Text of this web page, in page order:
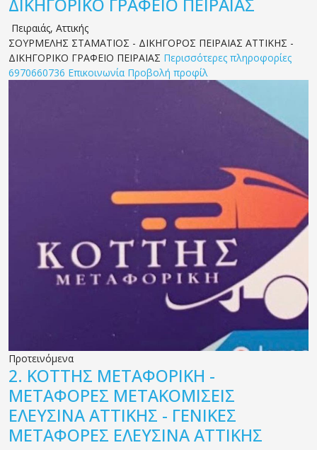
ΔΙΚΗΓΟΡΙΚΟ ΓΡΑΦΕΙΟ ΠΕΙΡΑΙΑΣ
Πειραιάς, Αττικής
ΣΟΥΡΜΕΛΗΣ ΣΤΑΜΑΤΙΟΣ - ΔΙΚΗΓΟΡΟΣ ΠΕΙΡΑΙΑΣ ΑΤΤΙΚΗΣ -
ΔΙΚΗΓΟΡΙΚΟ ΓΡΑΦΕΙΟ ΠΕΙΡΑΙΑΣ Περισσότερες πληροφορίες
6970660736 Επικοινωνία Προβολή προφίλ
Προτεινόμενα
2. ΚΟΤΤΗΣ ΜΕΤΑΦΟΡΙΚΗ -
ΜΕΤΑΦΟΡΕΣ ΜΕΤΑΚΟΜΙΣΕΙΣ
ΕΛΕΥΣΙΝΑ ΑΤΤΙΚΗΣ - ΓΕΝΙΚΕΣ
ΜΕΤΑΦΟΡΕΣ ΕΛΕΥΣΙΝΑ ΑΤΤΙΚΗΣ